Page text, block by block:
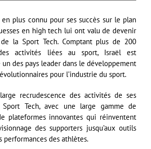
plus connu pour ses succès sur le plan
en high tech lui ont valu de devenir
la Sport Tech. Comptant plus de 200
activités liées au sport, Israël est
des pays leader dans le développement
pour l’industrie du sport.
recrudescence des activités de ses
Tech, avec une large gamme de
plateformes innovantes qui réinventent
des supporters jusqu’aux outils
performances des athlètes.